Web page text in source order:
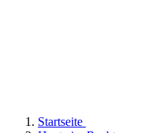
Startseite